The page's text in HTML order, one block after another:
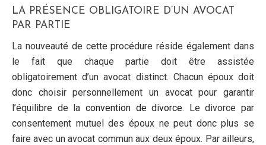
LA PRÉSENCE OBLIGATOIRE D’UN AVOCAT
PAR PARTIE
La nouveauté de cette procédure réside également dans
le fait que chaque partie doit être assistée
obligatoirement d’un avocat distinct. Chacun époux doit
donc choisir personnellement un avocat pour garantir
l’équilibre de la convention de divorce. Le divorce par
consentement mutuel des époux ne peut donc plus se
faire avec un avocat commun aux deux époux. Par ailleurs,